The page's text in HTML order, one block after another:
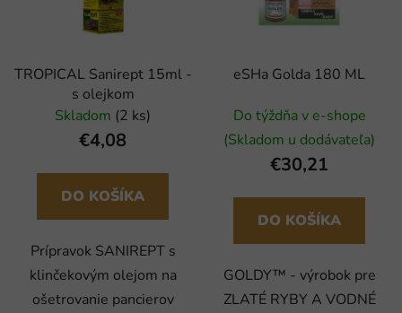
TROPICAL Sanirept 15ml -
s olejkom
Skladom (2 ks)
€4,08
DO KOŠÍKA
Prípravok SANIREPT s
klinčekovým olejom na
ošetrovanie pancierov
eSHa Golda 180 ML
Do týždňa v e-shope
(Skladom u dodávateľa)
€30,21
DO KOŠÍKA
GOLDY™ - výrobok pre
ZLATÉ RYBY A VODNÉ